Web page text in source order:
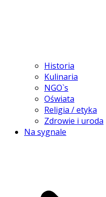
Historia
Kulinaria
NGO`s
Oświata
Religia / etyka
Zdrowie i uroda
Na sygnale